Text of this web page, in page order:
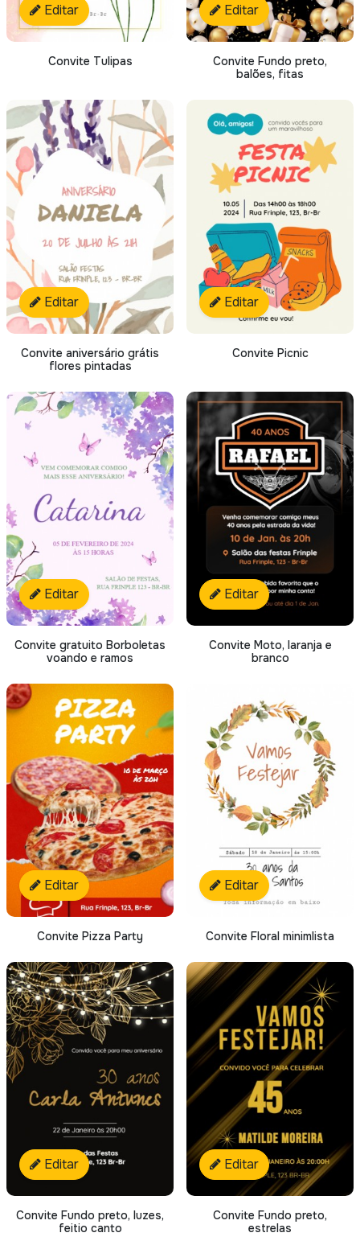
Editar
Convite Tulipas
Editar
Convite Fundo preto,
balões, fitas
Editar
Convite aniversário grátis
flores pintadas
Editar
Convite Picnic
Editar
Convite gratuito Borboletas
voando e ramos
Editar
Convite Moto, laranja e
branco
Editar
Convite Pizza Party
Editar
Convite Floral minimlista
Editar
Convite Fundo preto, luzes,
feitio canto
Editar
Convite Fundo preto,
estrelas